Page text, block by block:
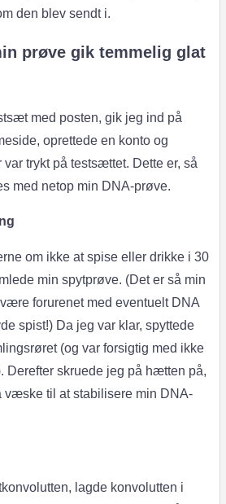
den blev sendt i.
prøve gik temmelig glat
med posten, gik jeg ind på
oprettede en konto og
trykt på testsættet. Dette er, så
med netop min DNA-prøve.
om ikke at spise eller drikke i 30
min spytprøve. (Det er så min
forurenet med eventuelt DNA
spist!) Da jeg var klar, spyttede
(og var forsigtig med ikke
Derefter skruede jeg på hætten på,
væske til at stabilisere min DNA-
lagde konvolutten i